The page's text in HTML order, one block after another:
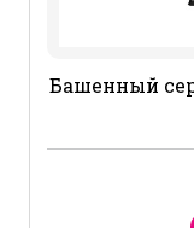
Башенный